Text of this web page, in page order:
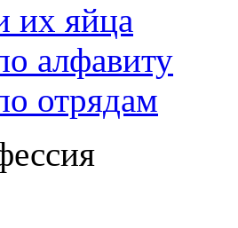
их яйца
алфавиту
отрядам